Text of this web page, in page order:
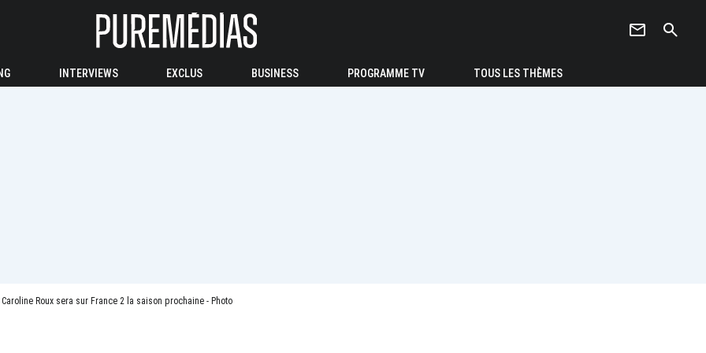
newsletter search
INTERVIEWS EXCLUS BUSINESS PROGRAMME TV TOUS LES THÈMES
Caroline Roux sera sur France 2 la saison prochaine - Photo